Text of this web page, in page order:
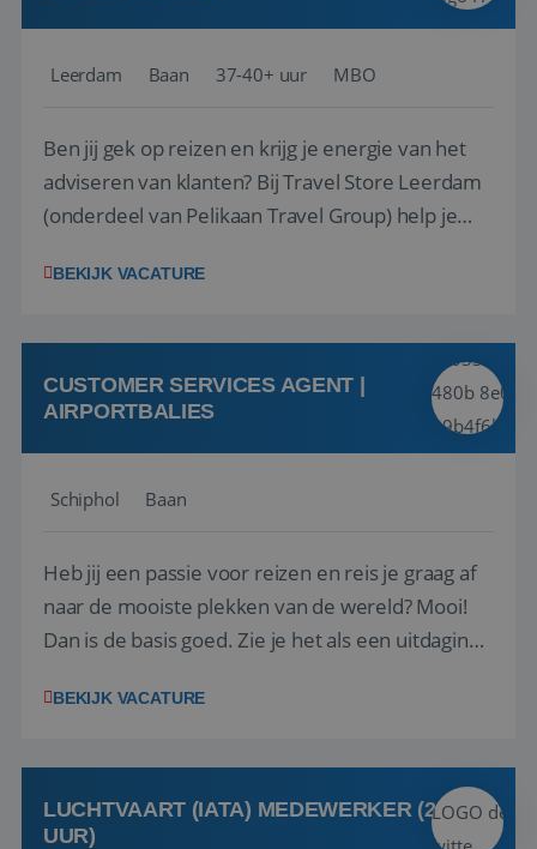
Leerdam Baan 37-40+ uur MBO
Ben jij gek op reizen en krijg je energie van het
adviseren van klanten? Bij Travel Store Leerdam
(onderdeel van Pelikaan Travel Group) help je
vinden. Samen maken we van elke reis een
hebt in de reisbranche of j...
BEKIJK VACATURE
CUSTOMER SERVICES AGENT |
AIRPORTBALIES
Schiphol Baan
Heb jij een passie voor reizen en reis je graag af
naar de mooiste plekken van de wereld? Mooi!
Dan is de basis goed. Zie je het als een uitdaging
het samenstellen en boeken van de perfecte
deze onderdelen zijn nu samen gevoegd...
BEKIJK VACATURE
LUCHTVAART (IATA) MEDEWERKER (24-32
UUR)